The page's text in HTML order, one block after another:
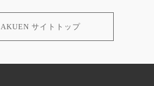
サイトトップ